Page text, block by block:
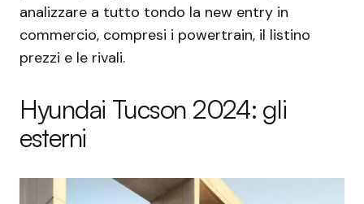
analizzare a tutto tondo la new entry in
commercio, compresi i powertrain, il listino
prezzi e le rivali.
Hyundai Tucson 2024: gli
esterni